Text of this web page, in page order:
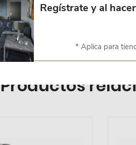
Productos
Regístrate y al
* Aplica para